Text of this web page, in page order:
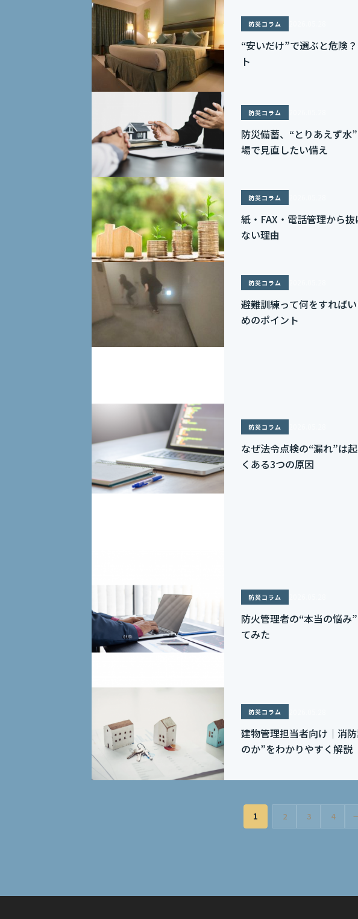
防災コラム
“安いだけ”で選ぶと危険
ト
防災コラム
防災備蓄、“とりあえず水
場で見直したい備え
防災コラム
紙・FAX・電話管理から
ない理由
防災コラム
避難訓練って何をすれば
めのポイント
防災コラム
なぜ法令点検の“漏れ”は
くある3つの原因
防災コラム
防火管理者の“本当の悩み
てみた
防災コラム
建物管理担当者向け｜消
のか”をわかりやすく解説
1 2 3 4